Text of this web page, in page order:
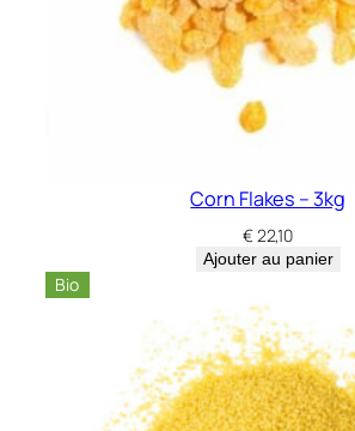
Corn Flakes – 3kg
€22,10
Ajouter au panier
Bio